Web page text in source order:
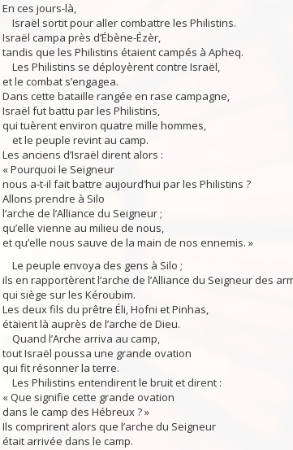
En ces jours-là,
Israël sortit pour aller combattre les Philistins.
Israël campa près d’Ébène-Ézèr,
tandis que les Philistins étaient campés à Apheq.
Les Philistins se déployèrent contre Israël,
et le combat s’engagea.
Dans cette bataille rangée en rase campagne,
Israël fut battu par les Philistins,
qui tuèrent environ quatre mille hommes,
et le peuple revint au camp.
Les anciens d’Israël dirent alors :
« Pourquoi le Seigneur
nous a-t-il fait battre aujourd’hui par les Philistins ?
Allons prendre à Silo
l’arche de l’Alliance du Seigneur ;
qu’elle vienne au milieu de nous,
et qu’elle nous sauve de la main de nos ennemis. »
Le peuple envoya des gens à Silo ;
ils en rapportèrent l’arche de l’Alliance du Seigneur des
qui siège sur les Kéroubim.
Les deux fils du prêtre Éli, Hofni et Pinhas,
étaient là auprès de l’arche de Dieu.
Quand l’Arche arriva au camp,
tout Israël poussa une grande ovation
qui fit résonner la terre.
Les Philistins entendirent le bruit et dirent :
« Que signifie cette grande ovation
dans le camp des Hébreux ? »
Ils comprirent alors que l’arche du Seigneur
était arrivée dans le camp.